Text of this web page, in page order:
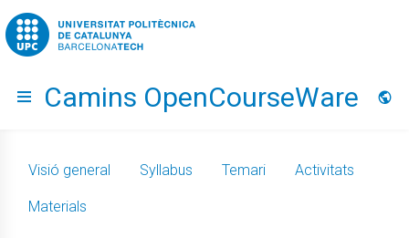
Go to upc.edu
Hide menu
Camins OpenCourseWare
Visió general Syllabus Temari Activitats
Materials